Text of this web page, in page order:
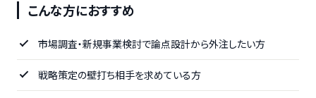
こんな方におすすめ
市場調査・新規事業検討で論点設計から外注したい方
戦略策定の壁打ち相手を求めている方